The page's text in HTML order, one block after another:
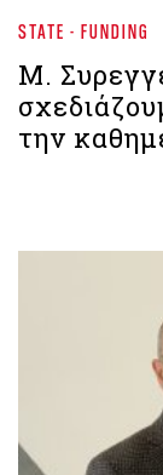
STATE - FUNDING
Μ.
την